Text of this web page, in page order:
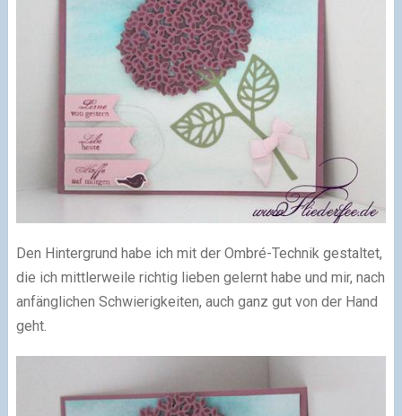
Den Hintergrund habe ich mit der Ombré-Technik gestaltet,
die ich mittlerweile richtig lieben gelernt habe und mir, nach
anfänglichen Schwierigkeiten, auch ganz gut von der Hand
geht.